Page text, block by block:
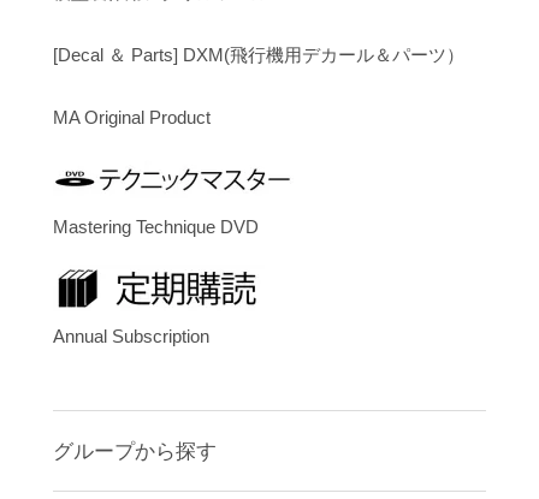
[Decal ＆ Parts] DXM(飛行機用デカール＆パーツ）
MA Original Product
Mastering Technique DVD
Annual Subscription
グループから探す